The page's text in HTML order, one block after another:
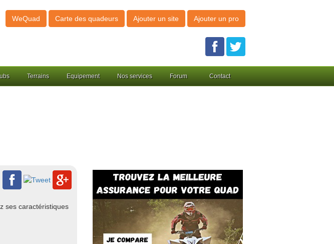
WeQuad Carte des quadeurs Ajouter un site Ajouter un pro
Terrains Equipement Nos services Forum Contact
ses caractéristiques